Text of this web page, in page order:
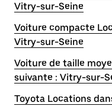
Vitry-sur-Seine
Voiture compacte
Vitry-sur-Seine
Voiture de taille
suivante : Vitry-sur-
Toyota Locations